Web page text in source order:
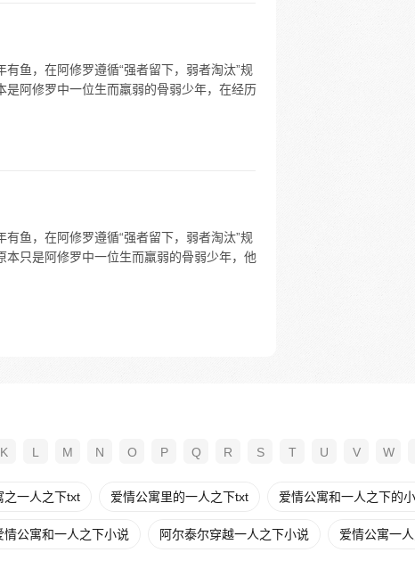
鱼，在阿修罗遵循“强者留下，弱者淘汰”规
阿修罗中一位生而羸弱的骨弱少年，在经历
鱼，在阿修罗遵循“强者留下，弱者淘汰”规
只是阿修罗中一位生而羸弱的骨弱少年，他
K L M N O P Q R S T U V W
之一人之下txt 爱情公寓里的一人之下txt 爱情公寓和一人之下的
情公寓和一人之下小说 阿尔泰尔穿越一人之下小说 爱情公寓一